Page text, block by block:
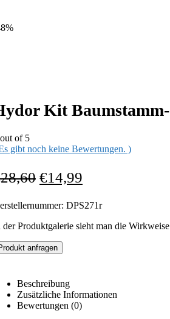
Kit
of 5
gibt noch keine Bewertungen. )
28,60 €14,99
DPS271r
der Produktgalerie sieht man die
anfragen
Beschreibung
Zusätzliche Informationen
Bewertungen (0)